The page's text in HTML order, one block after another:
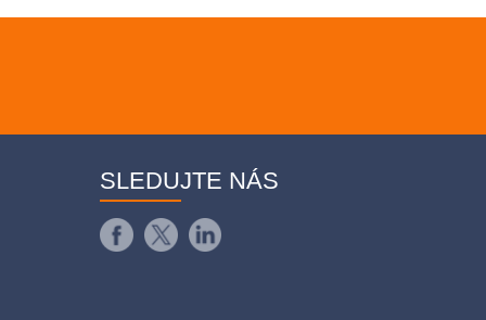
SLEDUJTE NÁS